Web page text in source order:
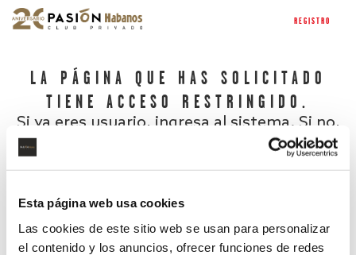
Esta página web usa cookies
Las cookies de este sitio web se usan para personalizar
el contenido y los anuncios, ofrecer funciones de redes
REGISTRO
LA PÁGINA QUE HAS SOLICITADO
TIENE ACCESO RESTRINGIDO.
Si ya eres usuario, ingresa al sistema. Si no,